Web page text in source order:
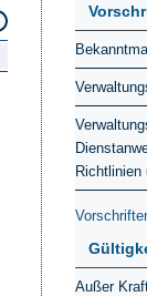
Richtlinien
Außer